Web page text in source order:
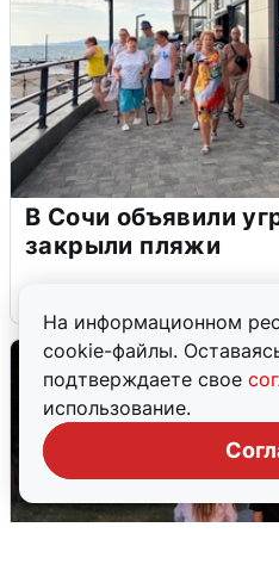
На информационном
cookie-файлы.
подтверждаете свое
использование.
В Сочи объявили
закрыли пляжи